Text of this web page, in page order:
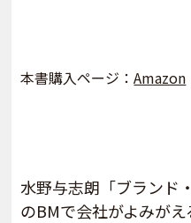
本書購入ページ：Amazon
水野与志朗「ブランド
のBMで会社がよみがえ